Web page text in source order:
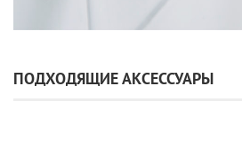
ПОДХОДЯЩИЕ АКСЕССУАРЫ